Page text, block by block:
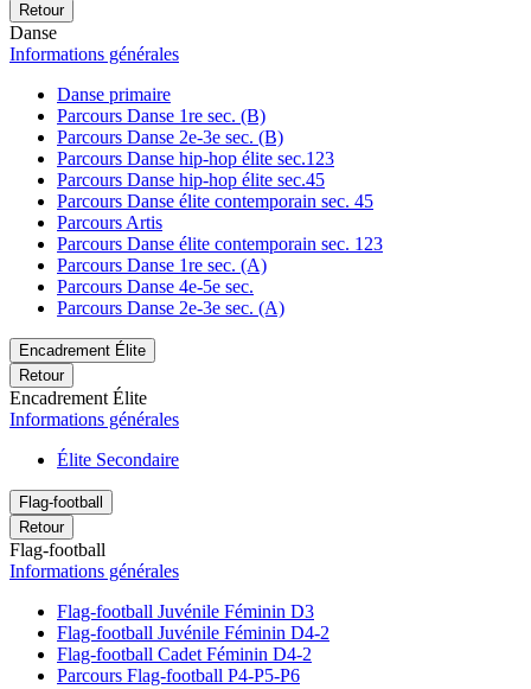
Retour
Danse
Informations générales
Danse primaire
Parcours Danse 1re sec. (B)
Parcours Danse 2e-3e sec. (B)
Parcours Danse hip-hop élite sec.123
Parcours Danse hip-hop élite sec.45
Parcours Danse élite contemporain sec. 45
Parcours Artis
Parcours Danse élite contemporain sec. 123
Parcours Danse 1re sec. (A)
Parcours Danse 4e-5e sec.
Parcours Danse 2e-3e sec. (A)
Encadrement Élite
Retour
Encadrement Élite
Informations générales
Élite Secondaire
Flag-football
Retour
Flag-football
Informations générales
Flag-football Juvénile Féminin D3
Flag-football Juvénile Féminin D4-2
Flag-football Cadet Féminin D4-2
Parcours Flag-football P4-P5-P6